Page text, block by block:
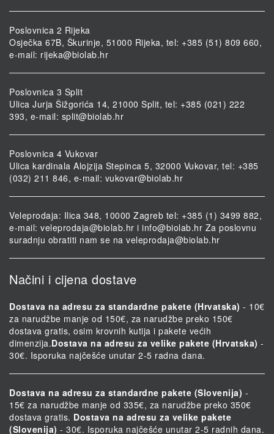
Poslovnica 2 Rijeka
Osječka 67B, Škurinje, 51000 Rijeka, tel: +385 (51) 809 660,
e-mail: rijeka@biolab.hr
Poslovnica 3 Split
Ulica Jurja Šižgorića 14, 21000 Split, tel: +385 (021) 222
393, e-mail: split@biolab.hr
Poslovnica 4 Vukovar
Ulica kardinala Alojzija Stepinca 5, 32000 Vukovar, tel: +385
(032) 211 846, e-mail: vukovar@biolab.hr
Veleprodaja: Ilica 348, 10000 Zagreb tel: +385 (1) 3499 882,
e-mail: veleprodaja@biolab.hr i info@biolab.hr Za poslovnu
suradnju obratiti nam se na veleprodaja@biolab.hr
Načini i cijena dostave
Dostava na adresu za standardne pakete (Hrvatska) - 10€
za narudžbe manje od 150€, za narudžbe preko 150€
dostava gratis, osim krovnih kutija i pakete većih
dimenzija.Dostava na adresu za velike pakete (Hrvatska) -
30€. Isporuka najčešće unutar 2-5 radna dana.
Dostava na adresu za standardne pakete (Slovenija) -
15€ za narudžbe manje od 335€, za narudžbe preko 350€
dostava gratis. Dostava na adresu za velike pakete
(Slovenija) - 30€. Isporuka najčešće unutar 2-5 radnih dana.